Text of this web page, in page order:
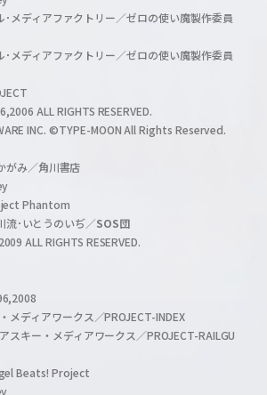
i
l
h
a
n
l
メディアファクトリー／ゼロの使い魔製作委員
メディアファクトリー／ゼロの使い魔製作委員
ALL RIGHTS RESERVED.
INC. ©TYPE-MOON All Rights Reserved.
み／角川書店
Phantom
･いとうのいぢ／SOS団
ALL RIGHTS RESERVED.
メディアワークス／PROJECT-INDEX
スキー・メディアワークス／PROJECT-RAILGU
Beats! Project